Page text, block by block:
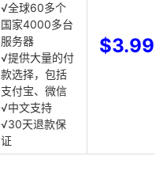
√全球60多个
国家4000多台
服务器
√提供大量的付
款选择，包括
支付宝、微信
√中文支持
√30天退款保
证
$3.99